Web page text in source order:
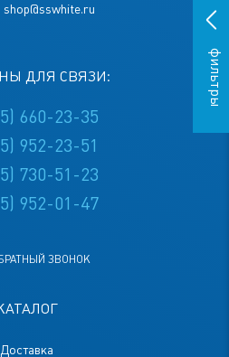
фильтры
Доставка
shop@sswhite.ru
ДЛЯ СВЯЗИ:
660-23-35
952-23-51
730-51-23
952-01-47
ЗВОНОК